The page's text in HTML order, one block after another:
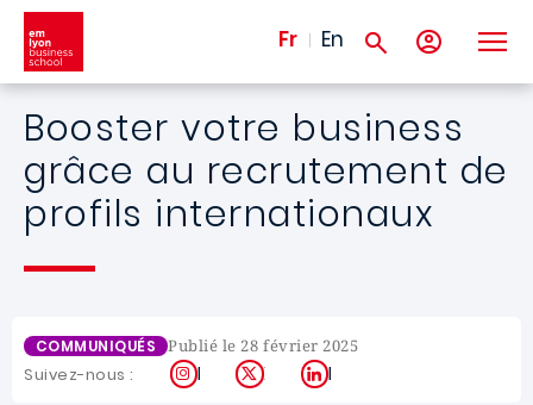
Aller au contenu principal
Fr En
Booster votre business
grâce au recrutement de
profils internationaux
COMMUNIQUÉS Publié le 28 février 2025
Suivez-nous : Instagram
X LinkedIn